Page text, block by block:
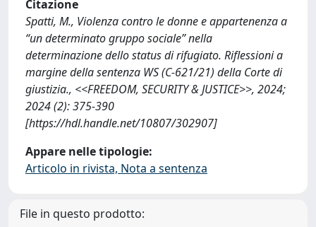
Citazione
Spatti, M., Violenza contro le donne e appartenenza a
“un determinato gruppo sociale” nella
determinazione dello status di rifugiato. Riflessioni a
margine della sentenza WS (C-621/21) della Corte di
giustizia., <<FREEDOM, SECURITY & JUSTICE>>, 2024;
2024 (2): 375-390
[https://hdl.handle.net/10807/302907]
Appare nelle tipologie:
Articolo in rivista, Nota a sentenza
File in questo prodotto: